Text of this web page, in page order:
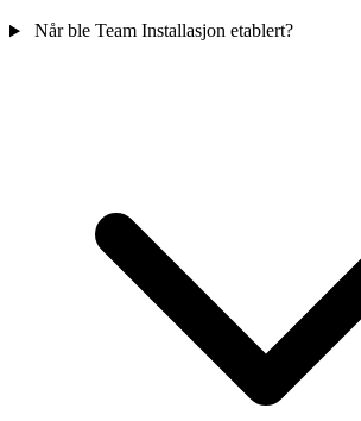
Når ble Team Installasjon etablert?